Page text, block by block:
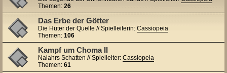
Themen: 26
Das Erbe der Götter
Die Hüter der Quelle // Spielleiterin: Cassiopeia
Themen: 106
Kampf um Choma II
Nalahrs Schatten // Spielleiter: Cassiopeia
Themen: 61